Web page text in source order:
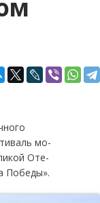
мо­
Оте­
По­бе­ды».